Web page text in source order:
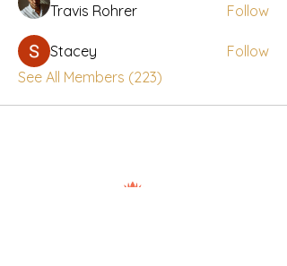
Travis Rohrer Follow
Stacey
Follow
See All Members (223)